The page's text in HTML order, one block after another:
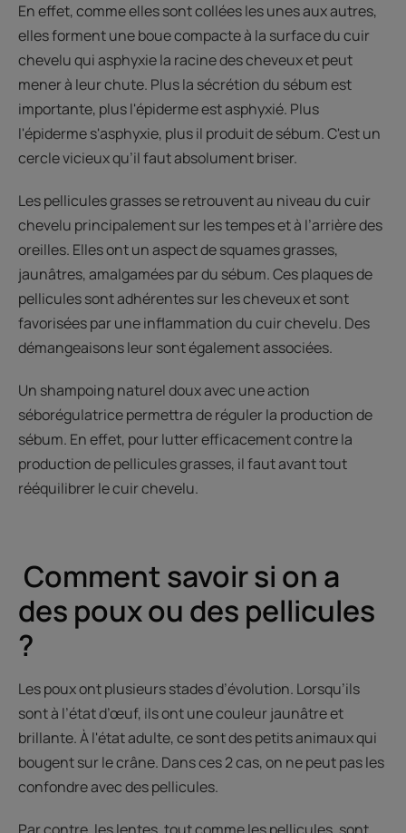
En effet, comme elles sont collées les unes aux autres,
elles forment une boue compacte à la surface du cuir
chevelu qui asphyxie la racine des cheveux et peut
mener à leur chute. Plus la sécrétion du sébum est
importante, plus l'épiderme est asphyxié. Plus
l'épiderme s'asphyxie, plus il produit de sébum. C'est un
cercle vicieux qu’il faut absolument briser.
Les pellicules grasses se retrouvent au niveau du cuir
chevelu principalement sur les tempes et à l’arrière des
oreilles. Elles ont un aspect de squames grasses,
jaunâtres, amalgamées par du sébum. Ces plaques de
pellicules sont adhérentes sur les cheveux et sont
favorisées par une inflammation du cuir chevelu. Des
démangeaisons leur sont également associées.
Un shampoing naturel doux avec une action
séborégulatrice permettra de réguler la production de
sébum. En effet, pour lutter efficacement contre la
production de pellicules grasses, il faut avant tout
rééquilibrer le cuir chevelu.
Comment savoir si on a
des poux ou des pellicules
?
Les poux ont plusieurs stades d’évolution. Lorsqu’ils
sont à l’état d’œuf, ils ont une couleur jaunâtre et
brillante. À l'état adulte, ce sont des petits animaux qui
bougent sur le crâne. Dans ces 2 cas, on ne peut pas les
confondre avec des pellicules.